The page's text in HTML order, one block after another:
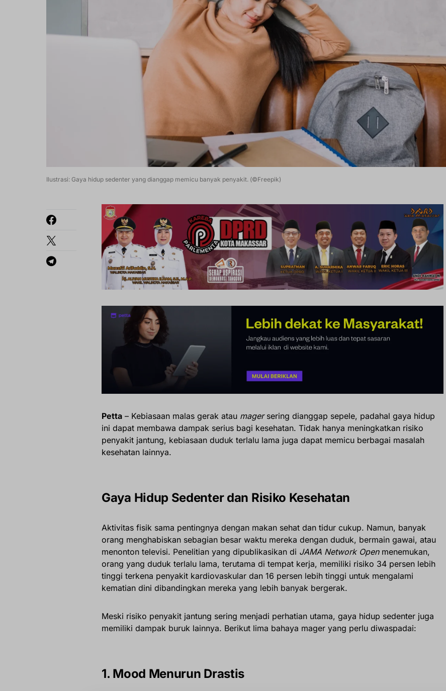
Ilustrasi: Gaya hidup sedenter yang dianggap memicu banyak penyakit. (©Freepik)
Petta – Kebiasaan malas gerak atau magersering dianggap sepele, padahal gaya hidup
ini dapat membawa dampak serius bagi kesehatan. Tidak hanya meningkatkan risiko
penyakit jantung, kebiasaan duduk terlalu lama juga dapat memicu berbagai masalah
kesehatan lainnya.
Gaya Hidup Sedenter dan Risiko Kesehatan
Aktivitas fisik sama pentingnya dengan makan sehat dan tidur cukup. Namun, banyak
orang menghabiskan sebagian besar waktu mereka dengan duduk, bermain gawai, atau
menonton televisi. Penelitian yang dipublikasikan di JAMA Network Openmenemukan,
orang yang duduk terlalu lama, terutama di tempat kerja, memiliki risiko 34 persen lebih
tinggi terkena penyakit kardiovaskular dan 16 persen lebih tinggi untuk mengalami
kematian dini dibandingkan mereka yang lebih banyak bergerak.
Meski risiko penyakit jantung sering menjadi perhatian utama, gaya hidup sedenter juga
memiliki dampak buruk lainnya. Berikut lima bahaya mager yang perlu diwaspadai:
1. Mood Menurun Drastis